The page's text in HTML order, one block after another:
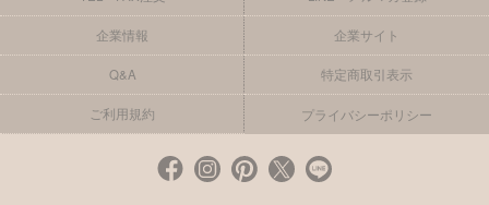
企業情報 企業サイト
Q&A 特定商取引表示
ご利用規約 プライバシーポリシー